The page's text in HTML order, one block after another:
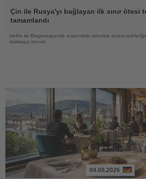
Oku
Çin ile Rusya'yı bağlayan ilk sınır ötesi
tamamlandı
Heihe ile Blagoveşçensk arasındaki yolculuk süresi
dakikaya inecek
04.08.2026